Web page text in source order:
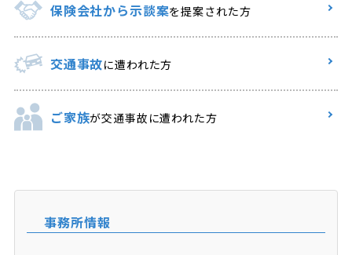
保険会社から示談案を提案された方
交通事故に遭われた方
ご家族が交通事故に遭われた方
事務所情報